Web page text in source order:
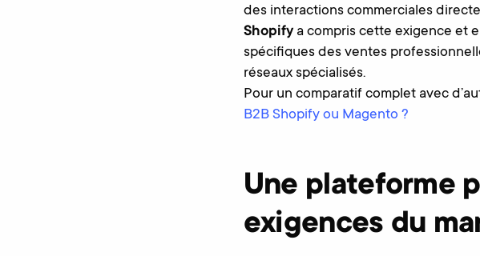
des interactions commerciales
Shopifya compris cette exigence et
spécifiques des ventes
réseaux spécialisés.
Pour un comparatif complet avec
B2B Shopify ou Magento ?
Une plateforme
exigences du